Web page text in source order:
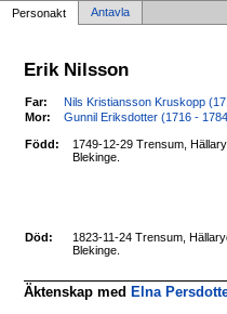
Personakt Antavla
Erik Nilsson
Far:
Nils Kristiansson Kruskopp
Mor:
Gunnil Eriksdotter (1716 -
Född:
1749-12-29 Trensum,
Blekinge.
Död:
1823-11-24 Trensum,
Blekinge.
Äktenskap med Elna